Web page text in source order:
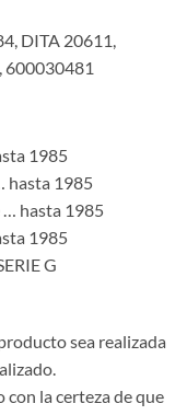
DITA 20611,
1985
hasta 1985
… hasta 1985
1985
G
sea realizada
con la certeza de que